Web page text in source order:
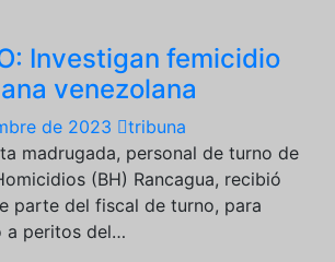
Investigan femicidio
venezolana
de 2023
tribuna
madrugada, personal de turno de
(BH) Rancagua, recibió
parte del fiscal de turno, para
a peritos del…